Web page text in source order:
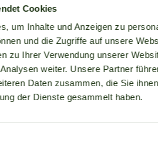
Cookies
um Inhalte und Anzeigen zu
und die Zugriffe auf unsere
zu Ihrer Verwendung unserer
weiter. Unsere Partner
Daten zusammen, die Sie
der Dienste gesammelt haben.